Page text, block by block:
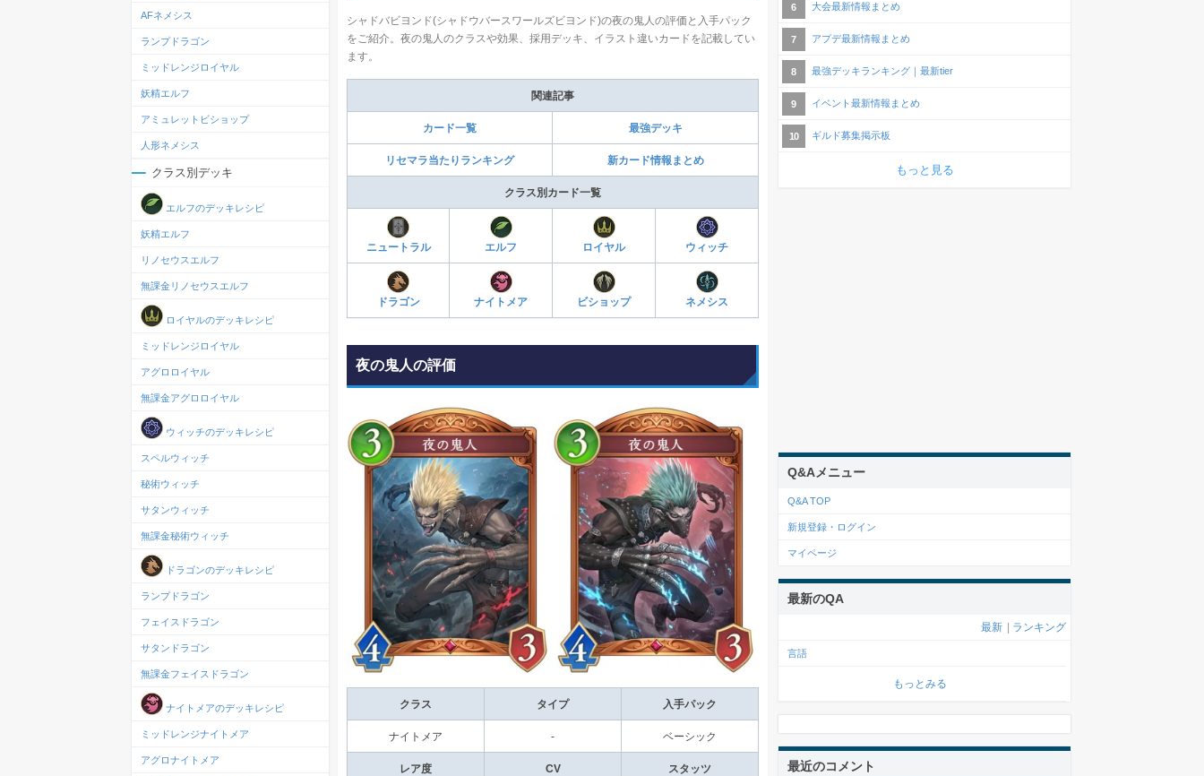
シャドバビヨンド(シャドウバースワールズビヨンド)の夜の鬼人の評価と入手パック
をご紹介。夜の鬼人のクラスや効果、採用デッキ、イラスト違いカードを記載してい
ます。
関連記事
カード一覧 最強デッキ
リセマラ当たりランキング 新カード情報まとめ
クラス別カード一覧
ニュートラル エルフ ロイヤル ウィッチ
ドラゴン ナイトメア ビショップ ネメシス
夜の鬼人の評価
クラス タイプ 入手パック
ナイトメア - ベーシック
レア度 CV スタッツ
AFネメシス
ランプドラゴン
ミッドレンジロイヤル
妖精エルフ
アミュレットビショップ
人形ネメシス
クラス別デッキ
エルフのデッキレシピ
妖精エルフ
リノセウスエルフ
無課金リノセウスエルフ
ロイヤルのデッキレシピ
ミッドレンジロイヤル
アグロロイヤル
無課金アグロロイヤル
ウィッチのデッキレシピ
スペルウィッチ
秘術ウィッチ
サタンウィッチ
無課金秘術ウィッチ
ドラゴンのデッキレシピ
ランプドラゴン
フェイスドラゴン
サタンドラゴン
無課金フェイスドラゴン
ナイトメアのデッキレシピ
ミッドレンジナイトメア
アグロナイトメア
大会最新情報まとめ
アプデ最新情報まとめ
最強デッキランキング｜最新tier
イベント最新情報まとめ
ギルド募集掲示板
もっと見る
Q&Aメニュー
Q&A TOP
新規登録・ログイン
マイページ
最新のQA
最新 ランキング
言語
もっとみる
最近のコメント